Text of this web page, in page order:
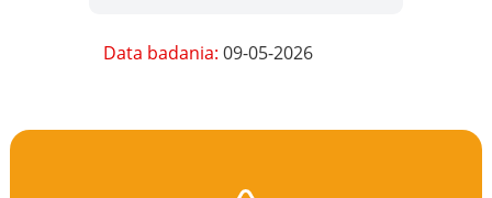
Data badania:09-05-2026